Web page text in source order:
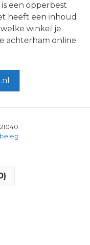
een opperbest
heeft een inhoud
winkel je
achterham online